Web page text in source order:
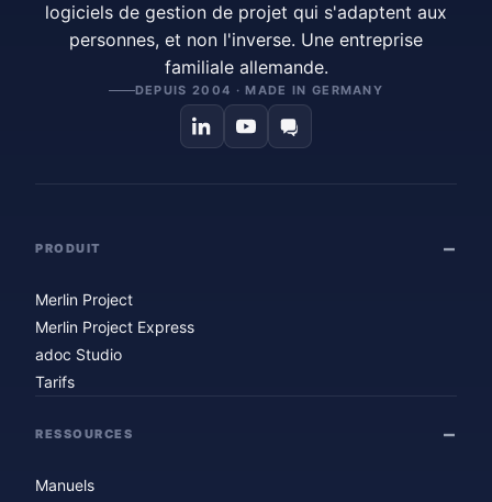
logiciels de gestion de projet qui s'adaptent aux
personnes, et non l'inverse. Une entreprise
familiale allemande.
DEPUIS 2004 · MADE IN GERMANY
PRODUIT
Merlin Project
Merlin Project Express
adoc Studio
Tarifs
RESSOURCES
Manuels